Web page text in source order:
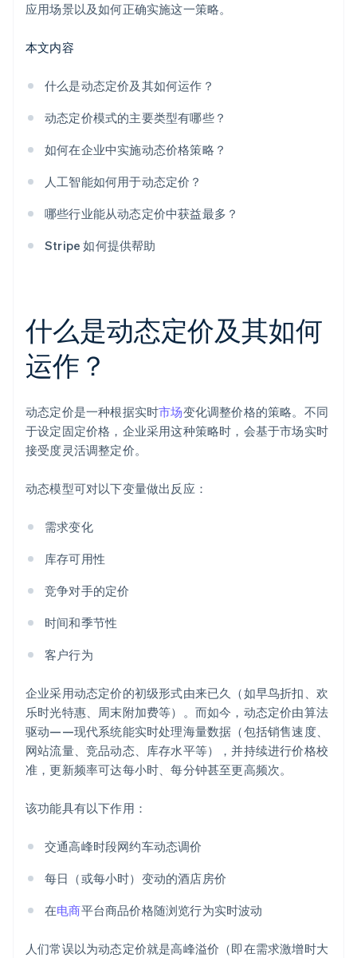
应用场景以及如何正确实施这一策略。
本文内容
什么是动态定价及其如何运作？
动态定价模式的主要类型有哪些？
如何在企业中实施动态价格策略？
人工智能如何用于动态定价？
哪些行业能从动态定价中获益最多？
Stripe 如何提供帮助
什么是动态定价及其如何
运作？
动态定价是一种根据实时市场变化调整价格的策略。不同
于设定固定价格，企业采用这种策略时，会基于市场实时
接受度灵活调整定价。
动态模型可对以下变量做出反应：
需求变化
库存可用性
竞争对手的定价
时间和季节性
客户行为
企业采用动态定价的初级形式由来已久（如早鸟折扣、欢
乐时光特惠、周末附加费等）。而如今，动态定价由算法
驱动——现代系统能实时处理海量数据（包括销售速度、
网站流量、竞品动态、库存水平等），并持续进行价格校
准，更新频率可达每小时、每分钟甚至更高频次。
该功能具有以下作用：
交通高峰时段网约车动态调价
每日（或每小时）变动的酒店房价
在电商平台商品价格随浏览行为实时波动
人们常误以为动态定价就是高峰溢价（即在需求激增时大